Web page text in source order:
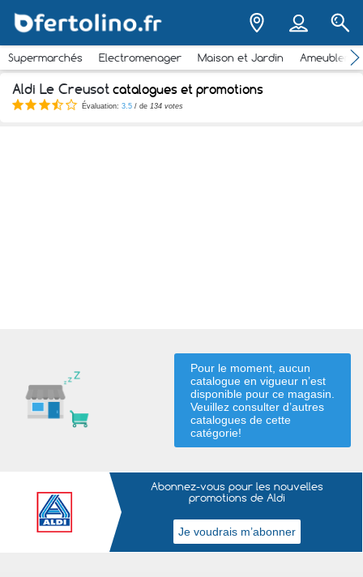
Supermarchés Electromenager Maison et Jardin
Aldi Le Creusot catalogues et promotions
Évaluation: 3.5 / de 134 votes
Pour le moment, aucun
catalogue en vigueur n’est
disponible pour ce magasin.
Veuillez consulter d’autres
catalogues de cette
catégorie!
Abonnez-vous pour les nouvelles
promotions de Aldi